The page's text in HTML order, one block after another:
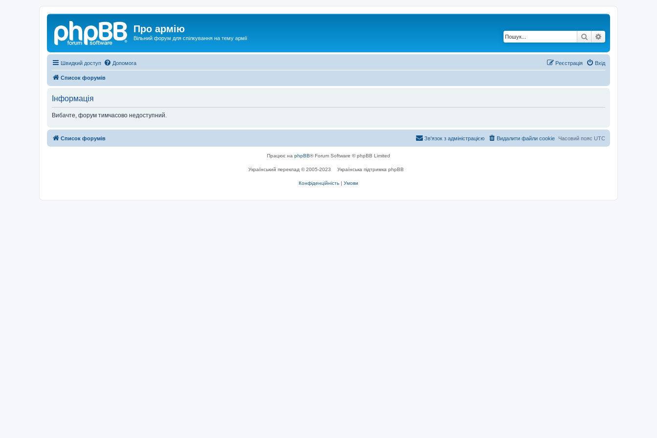
Про армію
Вільний форум для спілкування на тему армії Пошук
Швидкий доступ Допомога Вхід
Реєстрація
Список форумів
Інформація
Вибачте, форум тимчасово недоступний.
Список форумів Часовий пояс UTC
Видалити файли cookie
Зв'язок з адміністрацією
Працює на phpBB® Forum Software © phpBB Limited
Український переклад © 2005-2023 Українська підтримка phpBB
Конфіденційність | Умови